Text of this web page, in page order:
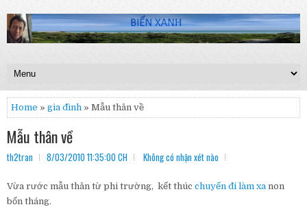
Home » gia đình » Mẫu thân về
Mẫu thân về
th2tran 8/03/2010 11:35:00 CH Không có nhận xét nào
Vừa rước mẫu thân từ phi trường, kết thúc chuyến đi làm xa non
bốn tháng.